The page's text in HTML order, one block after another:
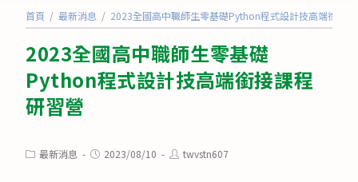
首頁 / 最新消息 / 2023全國高中職師生零基礎Python程式設計技高端銜接
2023全國高中職師生零基礎
Python程式設計技高端銜接課程
研習營
Post最新消息
Post2023/08/10
Posttwvstn607